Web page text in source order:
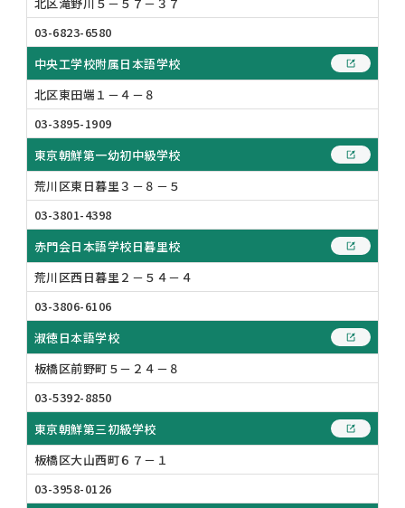
03-6823-6580
中央工学校附属日本語学校
北区東田端１－４－８
03-3895-1909
東京朝鮮第一幼初中級学校
荒川区東日暮里３－８－５
03-3801-4398
赤門会日本語学校日暮里校
荒川区西日暮里２－５４－４
03-3806-6106
淑徳日本語学校
板橋区前野町５－２４－８
03-5392-8850
東京朝鮮第三初級学校
板橋区大山西町６７－１
03-3958-0126